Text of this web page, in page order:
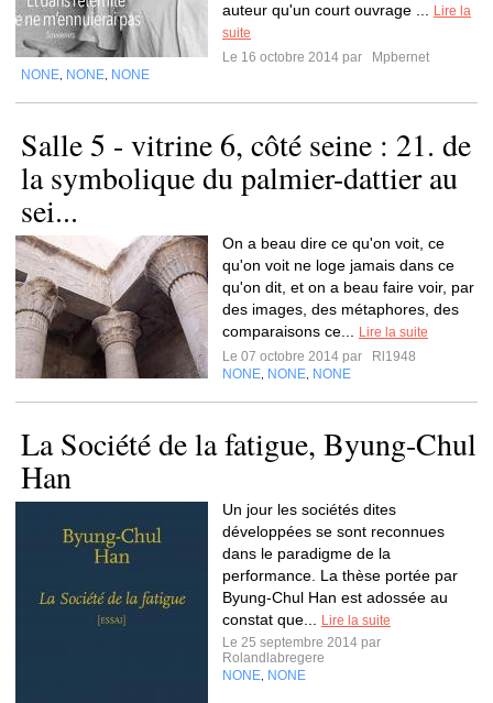
auteur qu'un court ouvrage ...
Lire la
suite
Le 16 octobre 2014 par
Mpbernet
NONE NONE NONE
Salle 5 - vitrine 6, côté seine : 21. de
la symbolique du palmier-dattier au
sei...
On a beau dire ce qu'on voit, ce
qu'on voit ne loge jamais dans ce
qu'on dit, et on a beau faire voir, par
des images, des métaphores, des
comparaisons ce...
Lire la suite
Le 07 octobre 2014 par
Rl1948
NONE NONE NONE
La Société de la fatigue, Byung-Chul
Han
Un jour les sociétés dites
développées se sont reconnues
dans le paradigme de la
performance. La thèse portée par
Byung-Chul Han est adossée au
constat que...
Lire la suite
Le 25 septembre 2014 par
Rolandlabregere
NONE NONE